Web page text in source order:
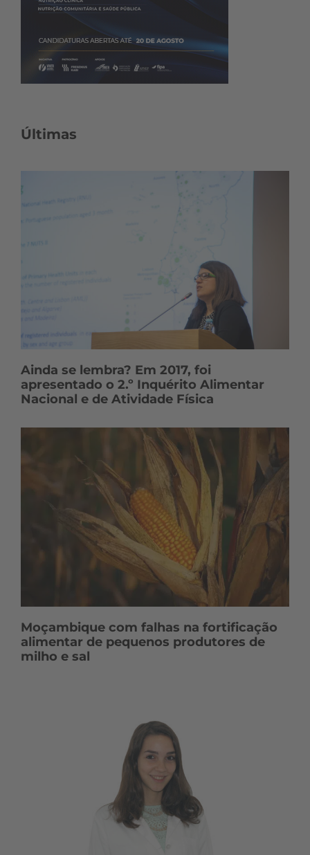
Últimas
Ainda se lembra? Em 2017, foi
apresentado o 2.º Inquérito Alimentar
Nacional e de Atividade Física
Moçambique com falhas na fortificação
alimentar de pequenos produtores de
milho e sal